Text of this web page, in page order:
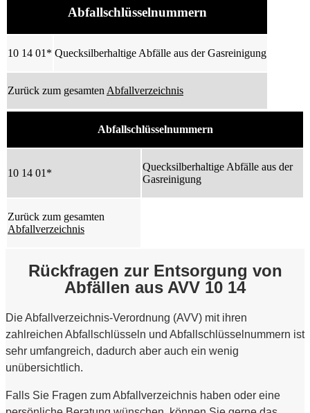
Abfallschlüsselnummern
10 14 01* Quecksilberhaltige Abfälle aus der Gasreinigung
Zurück zum gesamten Abfallverzeichnis
Abfallschlüsselnummern
10 14 01*
Quecksilberhaltige Abfälle aus der
Gasreinigung
Zurück zum gesamten
Abfallverzeichnis
Rückfragen zur Entsorgung von
Abfällen aus AVV 10 14
Die Abfallverzeichnis-Verordnung (AVV) mit ihren
zahlreichen Abfallschlüsseln und Abfallschlüsselnummern ist
sehr umfangreich, dadurch aber auch ein wenig
unübersichtlich.
Falls Sie Fragen zum Abfallverzeichnis haben oder eine